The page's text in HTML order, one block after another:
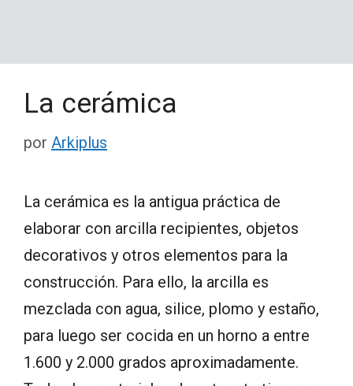
La cerámica
por Arkiplus
La cerámica es la antigua práctica de
elaborar con arcilla recipientes, objetos
decorativos y otros elementos para la
construcción. Para ello, la arcilla es
mezclada con agua, silice, plomo y estaño,
para luego ser cocida en un horno a entre
1.600 y 2.000 grados aproximadamente.